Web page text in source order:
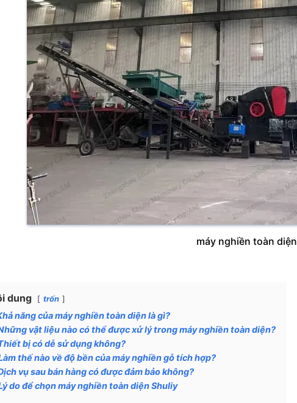
máy nghiền toàn diện
dung trốn
năng của máy nghiền toàn diện là gì?
vật liệu nào có thể được xử lý trong máy nghiền toàn diện?
bị có dễ sử dụng không?
thế nào về độ bền của máy nghiền gỗ tích hợp?
vụ sau bán hàng có được đảm bảo không?
do để chọn máy nghiền toàn diện Shuliy